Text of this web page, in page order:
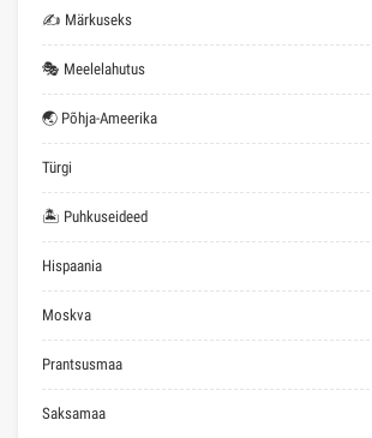
✍ Märkuseks
🎭 Meelelahutus
🌏 Põhja-Ameerika
Türgi
🏝 Puhkuseideed
Hispaania
Moskva
Prantsusmaa
Saksamaa